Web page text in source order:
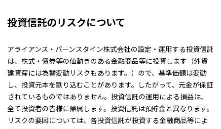
投資信託のリスクについて
アライアンス・バーンスタイン株式会社の設定・運用する投資信託
は、株式・債券等の値動きのある金融商品等に投資します（外貨
建資産には為替変動リスクもあります。）ので、基準価額は変動
し、投資元本を割り込むことがあります。したがって、元金が保証
されているものではありません。投資信託の運用による損益は、
全て投資者の皆様に帰属します。投資信託は預貯金と異なります。
リスクの要因については、各投資信託が投資する金融商品等によ